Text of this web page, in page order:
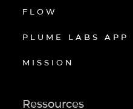
FLOW
PLUME LABS APP
MISSION
Ressources